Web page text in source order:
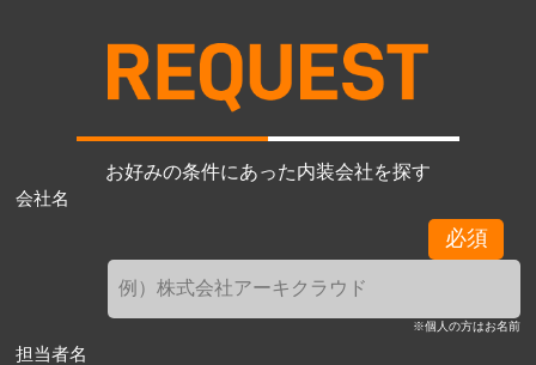
お好みの条件にあった内装会社を探す
会社名
必須
※個人の方はお名前
担当者名